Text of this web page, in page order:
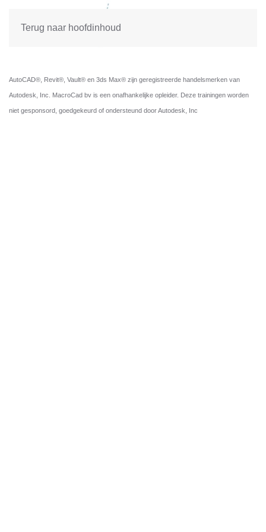
Terug naar hoofdinhoud
AutoCAD®, Revit®, Vault® en 3ds Max® zijn geregistreerde handelsmerken van
Autodesk, Inc. MacroCad bv is een onafhankelijke opleider. Deze trainingen worden
niet gesponsord, goedgekeurd of ondersteund door Autodesk, Inc